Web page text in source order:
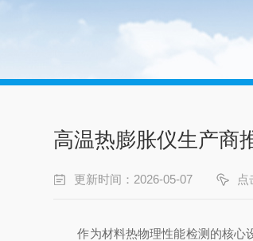
高温热膨胀仪生产商
更新时间：2026-05-07 点
作为材料热物理性能检测的核心设